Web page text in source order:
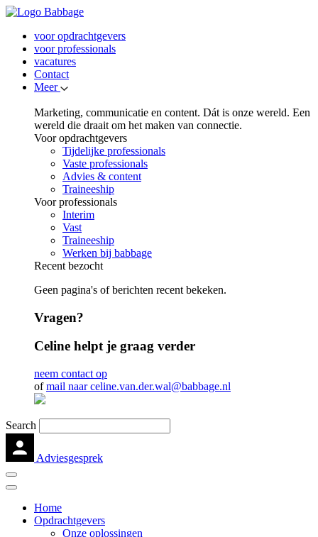
voor opdrachtgevers
voor professionals
vacatures
Contact
Meer
Marketing, communicatie en content. Dát is onze wereld. Een
wereld die draait om het maken van connectie.
Voor opdrachtgevers
Tijdelijke professionals
Vaste professionals
Advies & content
Traineeship
Voor professionals
Interim
Vast
Traineeship
Werken bij babbage
Recent bezocht
Geen pagina's of berichten recent bekeken.
Vragen?
Celine helpt je graag verder
neem contact op
of mail naar celine.van.der.wal@babbage.nl
Search
Adviesgesprek
Home
Opdrachtgevers
Onze oplossingen